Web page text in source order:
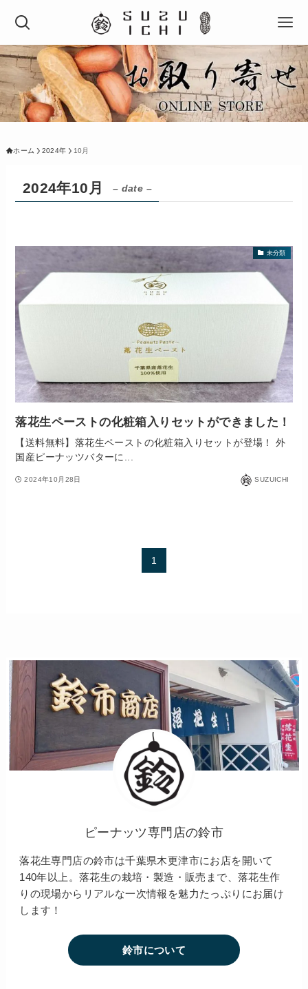
ホーム 2024年 10月
2024年10月 – date –
未分類
落花生ペーストの化粧箱入りセットができました！
【送料無料】落花生ペーストの化粧箱入りセットが登場！ 外
国産ピーナッツバターに...
2024年10月28日 SUZUICHI
1
ピーナッツ専門店の鈴市
落花生専門店の鈴市は千葉県木更津市にお店を開いて
140年以上。落花生の栽培・製造・販売まで、落花生作
りの現場からリアルな一次情報を魅力たっぷりにお届け
します！
鈴市について